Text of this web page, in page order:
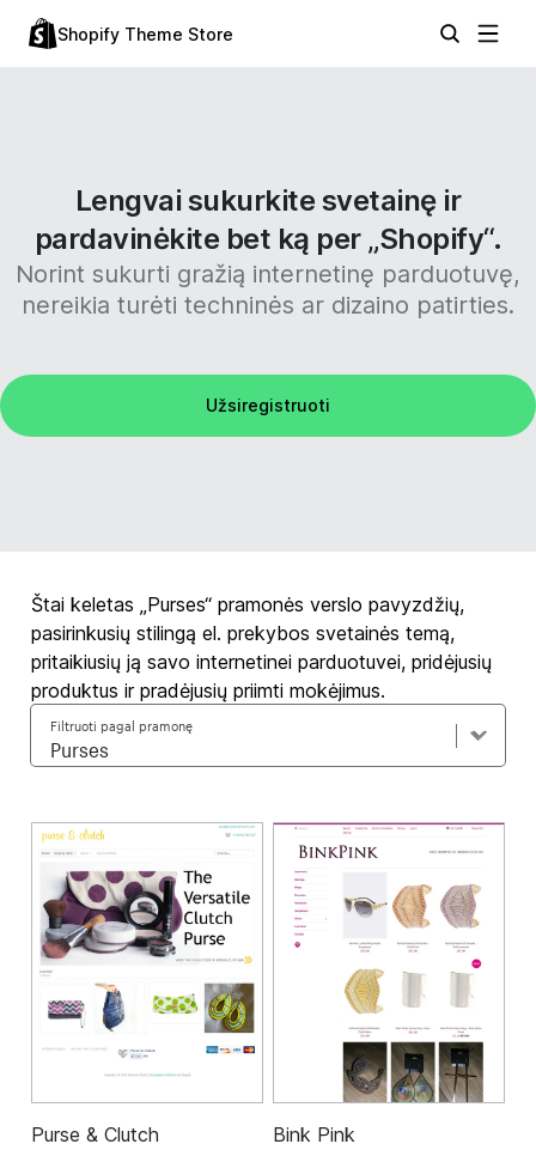
Shopify Theme Store
Lengvai sukurkite svetainę ir
pardavinėkite bet ką per „Shopify“.
Norint sukurti gražią internetinę parduotuvę,
nereikia turėti techninės ar dizaino patirties.
Užsiregistruoti
Štai keletas „Purses“ pramonės verslo pavyzdžių,
pasirinkusių stilingą el. prekybos svetainės temą,
pritaikiusių ją savo internetinei parduotuvei, pridėjusių
produktus ir pradėjusių priimti mokėjimus.
Filtruoti pagal pramonę
Purse & Clutch Bink Pink